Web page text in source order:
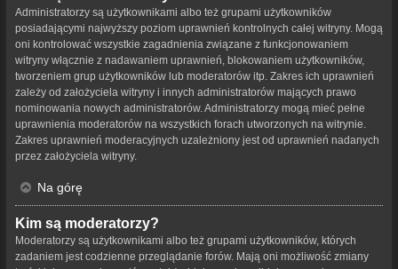
Administratorzy są użytkownikami albo też grupami użytkowników
posiadającymi najwyższy poziom uprawnień kontrolnych całej witryny. Mogą
oni kontrolować wszystkie zagadnienia związane z funkcjonowaniem
witryny włącznie z nadawaniem uprawnień, blokowaniem użytkowników,
tworzeniem grup użytkowników lub moderatorów itp. Zakres ich uprawnień
zależy od założyciela witryny i innych administratorów mających prawo
nominowania nowych administratorów. Administratorzy mogą mieć pełne
uprawnienia moderatorów na wszystkich forach utworzonych na witrynie.
Zakres uprawnień moderacyjnych uzależniony jest od uprawnień nadanych
przez założyciela witryny.
Na górę
Kim są moderatorzy?
Moderatorzy są użytkownikami albo też grupami użytkowników, których
zadaniem jest codzienne przeglądanie forów. Mają oni możliwość zmiany